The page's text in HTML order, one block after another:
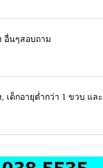
อื่นๆสอบถาม
ด็กอายุต่ำกว่า 1 ขวบ และ